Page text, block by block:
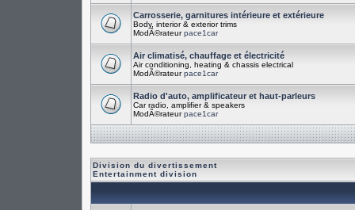
Carrosserie, garnitures intérieure et extérieure
Body, interior & exterior trims
ModÃ©rateurpace1car
Air climatisé, chauffage et électricité
Air conditioning, heating & chassis electrical
ModÃ©rateurpace1car
Radio d'auto, amplificateur et haut-parleurs
Car radio, amplifier & speakers
ModÃ©rateurpace1car
Division du divertissement
Entertainment division